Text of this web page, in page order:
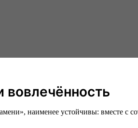
вовлечённость
наименее устойчивы: вместе с